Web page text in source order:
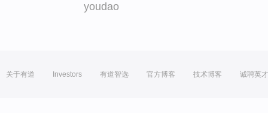
youdao
关于有道 Investors 有道智选 官方博客 技术博客 诚聘英才